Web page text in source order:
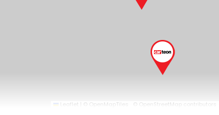
Leaflet | © OpenMapTiles © OpenStreetMap contributors